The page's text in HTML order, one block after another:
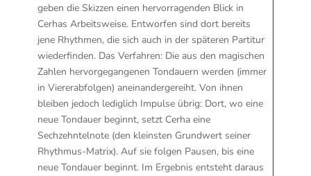
geben die Skizzen einen hervorragenden Blick in
Cerhas Arbeitsweise. Entworfen sind dort bereits
jene Rhythmen, die sich auch in der späteren Partitur
wiederfinden. Das Verfahren: Die aus den magischen
Zahlen hervorgegangenen Tondauern werden (immer
in Viererabfolgen) aneinandergereiht. Von ihnen
bleiben jedoch lediglich Impulse übrig: Dort, wo eine
neue Tondauer beginnt, setzt Cerha eine
Sechzehntelnote (den kleinsten Grundwert seiner
Rhythmus-Matrix). Auf sie folgen Pausen, bis eine
neue Tondauer beginnt. Im Ergebnis entsteht daraus